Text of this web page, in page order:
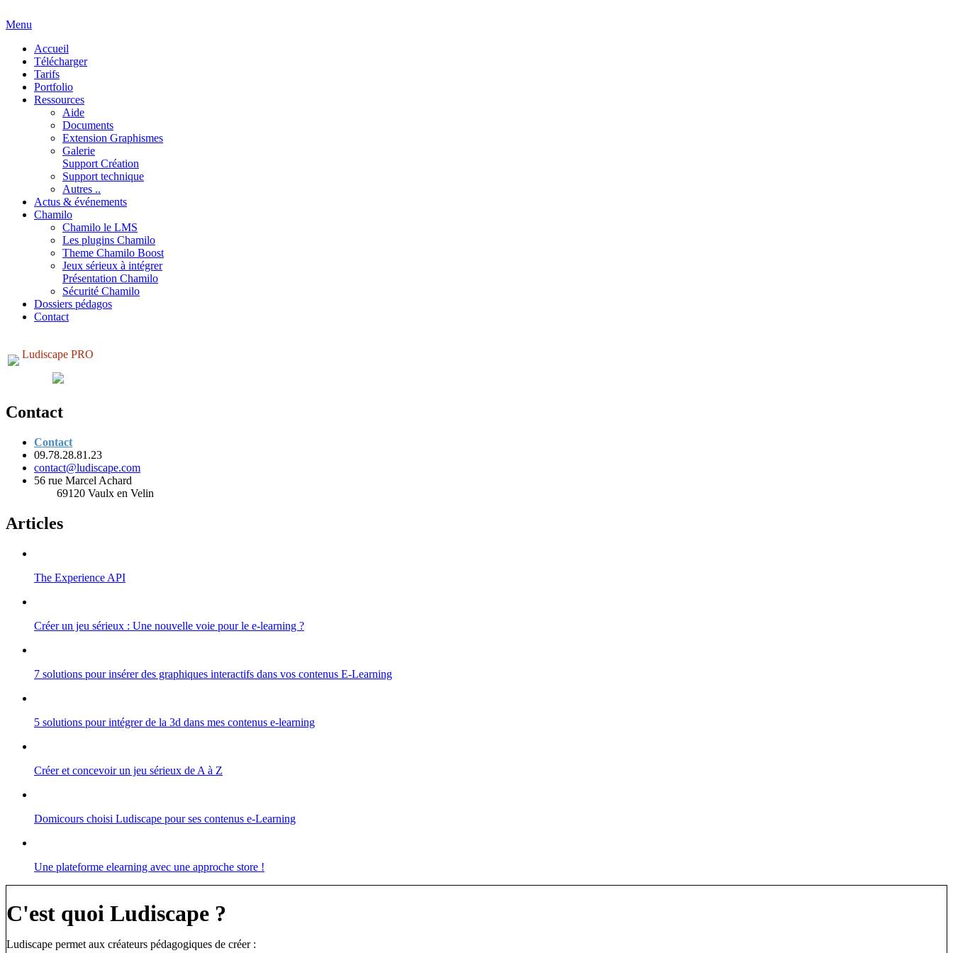
Menu
Accueil
Télécharger
Tarifs
Portfolio
Ressources
Aide
Documents
Extension Graphismes
Galerie
Support Création
Support technique
Autres ..
Actus & événements
Chamilo
Chamilo le LMS
Les plugins Chamilo
Theme Chamilo Boost
Jeux sérieux à intégrer
Présentation Chamilo
Sécurité Chamilo
Dossiers pédagos
Contact
Ludiscape PRO
Contact
Contact
09.78.28.81.23
contact@ludiscape.com
56 rue Marcel Achard
69120 Vaulx en Velin
Articles
The Experience API
Créer un jeu sérieux : Une nouvelle voie pour le e-learning ?
7 solutions pour insérer des graphiques interactifs dans vos contenus E-Learning
5 solutions pour intégrer de la 3d dans mes contenus e-learning
Créer et concevoir un jeu sérieux de A à Z
Domicours choisi Ludiscape pour ses contenus e-Learning
Une plateforme elearning avec une approche store !
C'est quoi Ludiscape ?
Ludiscape permet aux créateurs pédagogiques de créer :